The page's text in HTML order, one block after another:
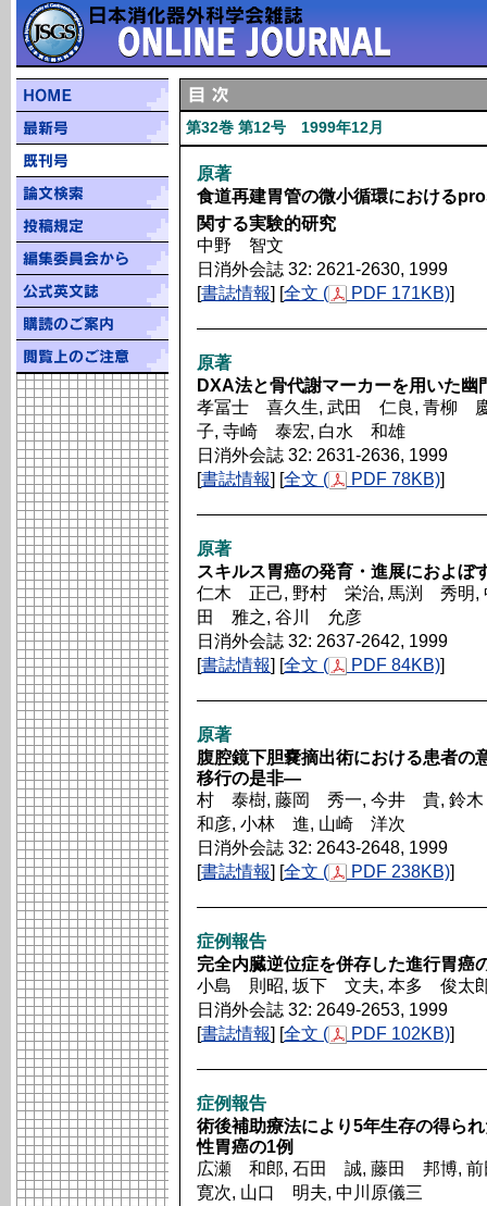
第32巻 第12号 1999年12月
原著
食道再建胃管の微小循環における
関する実験的研究
中野 智文
日消外会誌 32: 2621-2630, 1999
[書誌情報] [全文 ( PDF 171KB)]
原著
DXA法と骨代謝マーカーを用いた
孝冨士 喜久生, 武田 仁良, 青柳
子, 寺崎 泰宏, 白水 和雄
日消外会誌 32: 2631-2636, 1999
[書誌情報] [全文 ( PDF 78KB)]
原著
スキルス胃癌の発育・進展におよぼ
仁木 正己, 野村 栄治, 馬渕 秀明,
田 雅之, 谷川 允彦
日消外会誌 32: 2637-2642, 1999
[書誌情報] [全文 ( PDF 84KB)]
原著
腹腔鏡下胆嚢摘出術における患者
移行の是非―
村 泰樹, 藤岡 秀一, 今井 貴, 鈴
和彦, 小林 進, 山崎 洋次
日消外会誌 32: 2643-2648, 1999
[書誌情報] [全文 ( PDF 238KB)]
症例報告
完全内臓逆位症を併存した進行胃癌
小島 則昭, 坂下 文夫, 本多 俊太
日消外会誌 32: 2649-2653, 1999
[書誌情報] [全文 ( PDF 102KB)]
症例報告
術後補助療法により5年生存の得ら
性胃癌の1例
広瀬 和郎, 石田 誠, 藤田 邦博,
寛次, 山口 明夫, 中川原儀三